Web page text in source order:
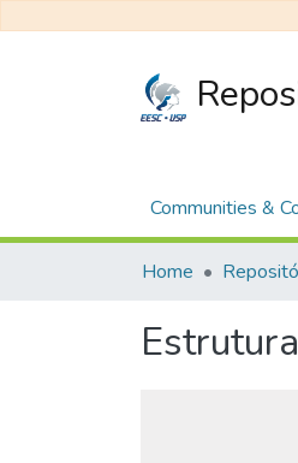
Communities &
Home